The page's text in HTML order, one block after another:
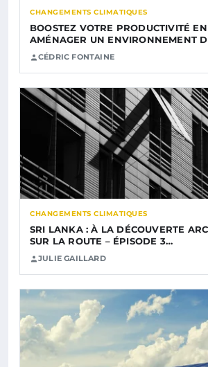
CHANGEMENTS CLIMATIQUES
BOOSTEZ VOTRE PRODUCTIVITÉ
AMÉNAGER UN ENVIRONNEMENT
CÉDRIC FONTAINE
CHANGEMENTS CLIMATIQUES
SRI LANKA : À LA DÉCOUVERTE
SUR LA ROUTE – ÉPISODE 3…
JULIE GAILLARD